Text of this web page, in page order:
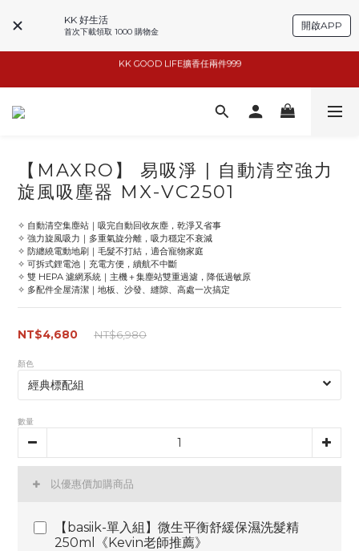
KK 好生活
首次下載領取 1000 購物金
開啟APP
basiik1件9折/2件88折
basiik1件9折/2件88折
basiik1件9折/2件88折
【MAXRO】 易吸淨 | 自動清空強力
旋風吸塵器 MX-VC2501
✧ 自動清空集塵站｜吸完自動回收灰塵，乾淨又省事
✧ 強力旋風吸力｜多重氣旋分離，吸力穩定不衰減
✧ 防纏繞電動地刷｜毛髮不打結，適合寵物家庭
✧ 可拆式鋰電池｜充電方便，續航不中斷
✧ 雙 HEPA 濾網系統｜主機＋集塵站雙重過濾，降低過敏原
✧ 多配件全屋清潔｜地板、沙發、縫隙、高處一次搞定
NT$6,980
NT$4,680
顏色
數量
以優惠價加購商品
【basiik-單入組】微生平衡舒緩保濕洗髮精
250ml《Kevin老師推薦》